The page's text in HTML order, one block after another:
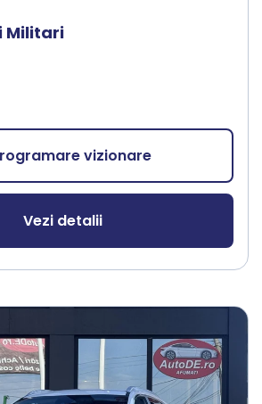
Militari
vizionare
Vezi detalii